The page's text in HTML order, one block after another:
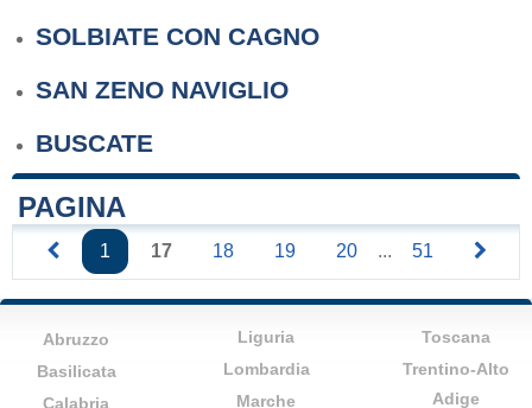
SOLBIATE CON CAGNO
SAN ZENO NAVIGLIO
BUSCATE
PAGINA
1 17 18 19 20 ... 51
Abruzzo
Basilicata
Calabria
Liguria
Lombardia
Marche
Toscana
Trentino-Alto
Adige